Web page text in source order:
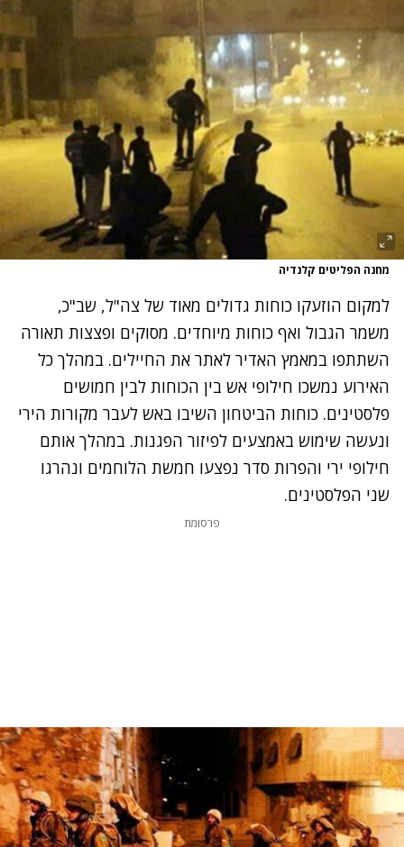
מחנה הפליטים קלנדיה
למקום הוזעקו כוחות גדולים מאוד של צה"ל, שב"כ,
משמר הגבול ואף כוחות מיוחדים. מסוקים ופצצות תאורה
השתתפו במאמץ האדיר לאתר את החיילים. במהלך כל
האירוע נמשכו חילופי אש בין הכוחות לבין חמושים
פלסטינים. כוחות הביטחון השיבו באש לעבר מקורות הירי
ונעשה שימוש באמצעים לפיזור הפגנות. במהלך אותם
חילופי ירי והפרות סדר נפצעו חמשת הלוחמים ונהרגו
שני הפלסטינים.
פרסומת